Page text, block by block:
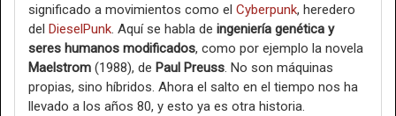
significado a movimientos como el Cyberpunk, heredero
del DieselPunk. Aquí se habla de ingeniería genética y
seres humanos modificados, como por ejemplo la novela
Maelstrom (1988), de Paul Preuss. No son máquinas
propias, sino híbridos. Ahora el salto en el tiempo nos ha
llevado a los años 80, y esto ya es otra historia.